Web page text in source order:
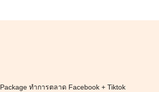
Package ทำการตลาด Facebook + Tiktok